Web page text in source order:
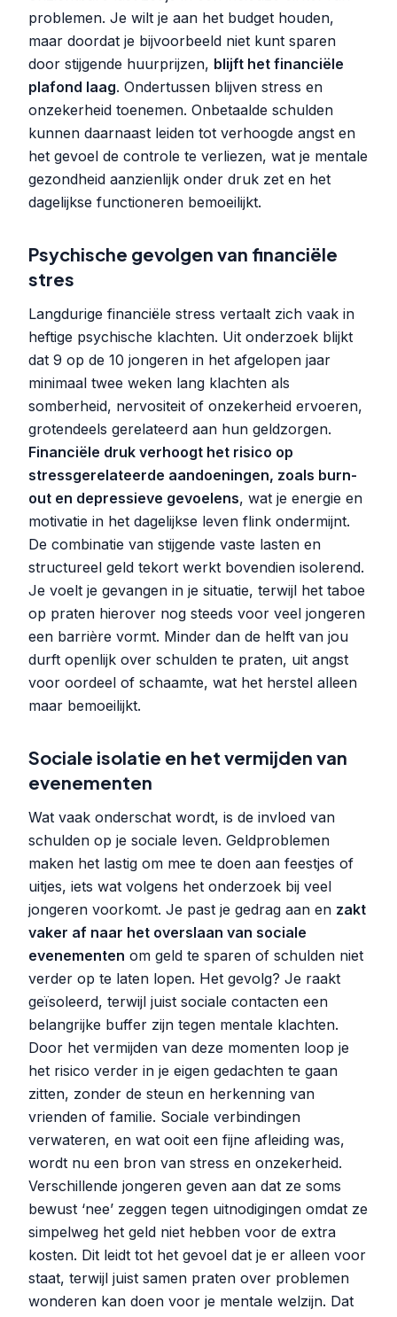
problemen. Je wilt je aan het budget houden,
maar doordat je bijvoorbeeld niet kunt sparen
door stijgende huurprijzen, blijft het financiële
plafond laag. Ondertussen blijven stress en
onzekerheid toenemen. Onbetaalde schulden
kunnen daarnaast leiden tot verhoogde angst en
het gevoel de controle te verliezen, wat je mentale
gezondheid aanzienlijk onder druk zet en het
dagelijkse functioneren bemoeilijkt.
Psychische gevolgen van financiële
stres
Langdurige financiële stress vertaalt zich vaak in
heftige psychische klachten. Uit onderzoek blijkt
dat 9 op de 10 jongeren in het afgelopen jaar
minimaal twee weken lang klachten als
somberheid, nervositeit of onzekerheid ervoeren,
grotendeels gerelateerd aan hun geldzorgen.
Financiële druk verhoogt het risico op
stressgerelateerde aandoeningen, zoals burn-
out en depressieve gevoelens, wat je energie en
motivatie in het dagelijkse leven flink ondermijnt.
De combinatie van stijgende vaste lasten en
structureel geld tekort werkt bovendien isolerend.
Je voelt je gevangen in je situatie, terwijl het taboe
op praten hierover nog steeds voor veel jongeren
een barrière vormt. Minder dan de helft van jou
durft openlijk over schulden te praten, uit angst
voor oordeel of schaamte, wat het herstel alleen
maar bemoeilijkt.
Sociale isolatie en het vermijden van
evenementen
Wat vaak onderschat wordt, is de invloed van
schulden op je sociale leven. Geldproblemen
maken het lastig om mee te doen aan feestjes of
uitjes, iets wat volgens het onderzoek bij veel
jongeren voorkomt. Je past je gedrag aan en zakt
vaker af naar het overslaan van sociale
evenementen om geld te sparen of schulden niet
verder op te laten lopen. Het gevolg? Je raakt
geïsoleerd, terwijl juist sociale contacten een
belangrijke buffer zijn tegen mentale klachten.
Door het vermijden van deze momenten loop je
het risico verder in je eigen gedachten te gaan
zitten, zonder de steun en herkenning van
vrienden of familie. Sociale verbindingen
verwateren, en wat ooit een fijne afleiding was,
wordt nu een bron van stress en onzekerheid.
Verschillende jongeren geven aan dat ze soms
bewust ‘nee’ zeggen tegen uitnodigingen omdat ze
simpelweg het geld niet hebben voor de extra
kosten. Dit leidt tot het gevoel dat je er alleen voor
staat, terwijl juist samen praten over problemen
wonderen kan doen voor je mentale welzijn. Dat